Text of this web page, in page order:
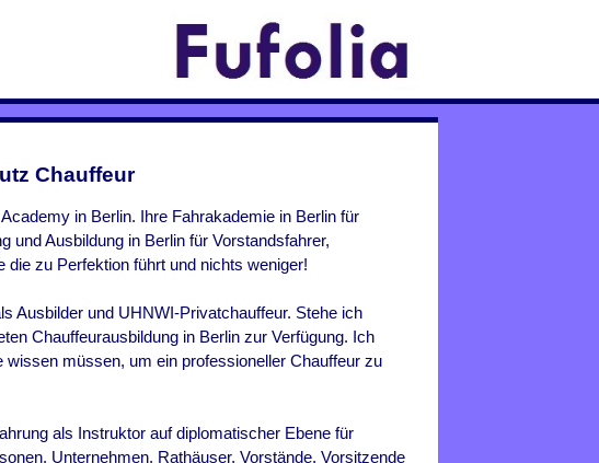
Chauffeur
in Berlin. Ihre Fahrakademie in Berlin für
und Ausbildung in Berlin für Vorstandsfahrer,
die zu Perfektion führt und nichts weniger!
Ausbilder und UHNWI-Privatchauffeur. Stehe ich
Chauffeurausbildung in Berlin zur Verfügung. Ich
wissen müssen, um ein professioneller Chauffeur zu
als Instruktor auf diplomatischer Ebene für
Unternehmen, Rathäuser, Vorstände, Vorsitzende